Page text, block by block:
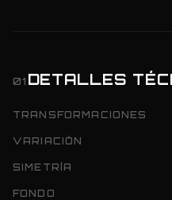
01 DETALLES
TRANSFORMACIONES
VARIACIÓN
SIMETRÍA
FONDO